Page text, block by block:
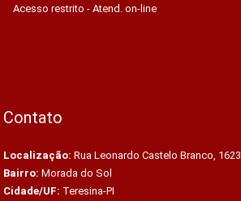
Acesso restrito - Atend. on-line
Contato
Localização: Rua Leonardo Castelo Branco, 1623
Bairro: Morada do Sol
Cidade/UF: Teresina-PI